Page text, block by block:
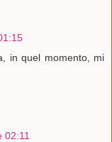
in quel momento, mi
02:11